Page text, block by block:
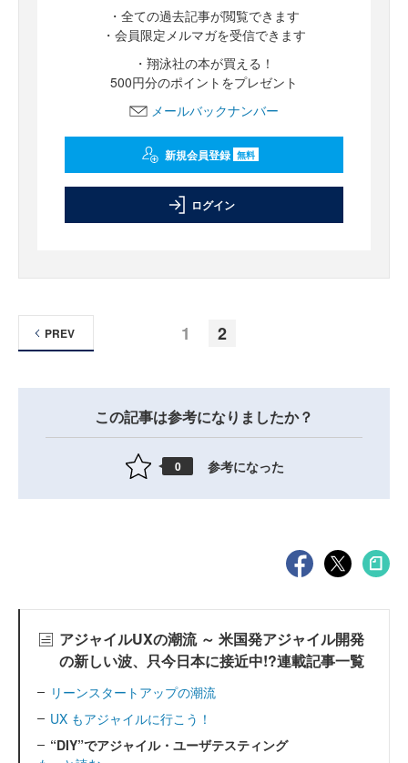
・全ての過去記事が閲覧できます
・会員限定メルマガを受信できます
・翔泳社の本が買える！
500円分のポイントをプレゼント
メールバックナンバー
新規会員登録 無料
ログイン
1 2
PREV
この記事は参考になりましたか？
0 参考になった
アジャイルUXの潮流 ～ 米国発アジャイル開発
の新しい波、只今日本に接近中!?連載記事一覧
リーンスタートアップの潮流
UX もアジャイルに行こう！
“DIY”でアジャイル・ユーザテスティング